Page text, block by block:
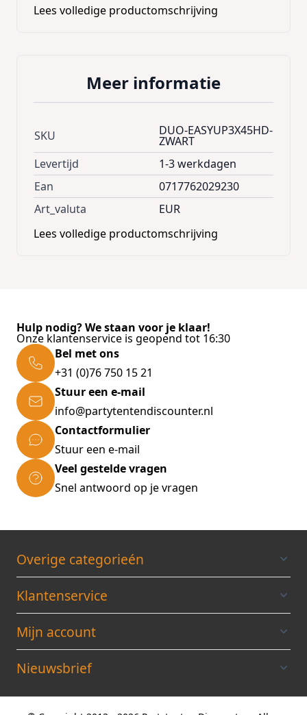
deze tent stevig op zijn plaats. Het systeem
vastgezet. De koppelingen en scharen zijn
allen vastgezet met hoogwaardige RVS
spanning staan door de hoogwaardige stalen
veer tussen om de steunpalen. De
dakondersteuning is voorzien van plastic kap
die in het extra verstevigde deel van het
dakzeil valt zodat het tegen een stootje kan.
Het dakzeil
Brandvertragend gecertificeerd PVC
Gewicht zeil: 580 gram/m²
Thermisch gelaste naden | Beter dan
stiknaden
Verstevigingspatches in binnenkant op
hoeken en dakondersteuning
Vastzetten aan het frame met sterke
gespen
D-ring op de hoeken voor het vastzetten
Het aluminium frame
Topkwaliteit door sterkte, afwerking en
Aluminium hexagon staanders: 50mm
gehard 6063-T5 Aluminium
Wanddikte schaardelen: 2mm
Lees volledige productomschrijving
Meer informatie
SKU DUO-EASYUP3X45HD-
ZWART
Levertijd
1-3 werkdagen
Ean
0717762029230
Art_valuta
EUR
Lees volledige productomschrijving
Hulp nodig? We staan voor je klaar!
Onze klantenservice is geopend tot 16:30
Bel met ons
+31 (0)76 750 15 21
Stuur een e-mail
info@partytentendiscounter.nl
Contactformulier
Stuur een e-mail
Veel gestelde vragen
Snel antwoord op je vragen
Overige categorieén
Klantenservice
Mijn account
Nieuwsbrief